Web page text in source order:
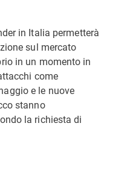
in Italia permetterà
sul mercato
in un momento in
come
e le nuove
stanno
la richiesta di